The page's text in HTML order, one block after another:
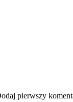
pierwszy